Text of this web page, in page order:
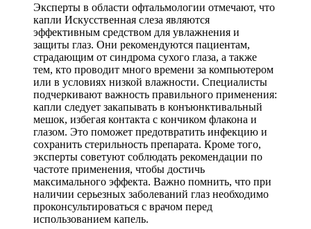
Эксперты в области офтальмологии отмечают, что
капли Искусственная слеза являются
эффективным средством для увлажнения и
защиты глаз. Они рекомендуются пациентам,
страдающим от синдрома сухого глаза, а также
тем, кто проводит много времени за компьютером
или в условиях низкой влажности. Специалисты
подчеркивают важность правильного применения:
капли следует закапывать в конъюнктивальный
мешок, избегая контакта с кончиком флакона и
глазом. Это поможет предотвратить инфекцию и
сохранить стерильность препарата. Кроме того,
эксперты советуют соблюдать рекомендации по
частоте применения, чтобы достичь
максимального эффекта. Важно помнить, что при
наличии серьезных заболеваний глаз необходимо
проконсультироваться с врачом перед
использованием капель.